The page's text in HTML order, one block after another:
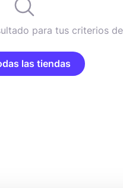
para tus criterios
las tiendas